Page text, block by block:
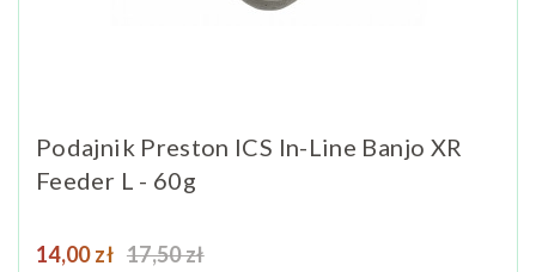
Podajnik Preston ICS In-Line Banjo XR
Feeder L - 60g
Cena
14,00 zł Cena podstawowa
17,50 zł